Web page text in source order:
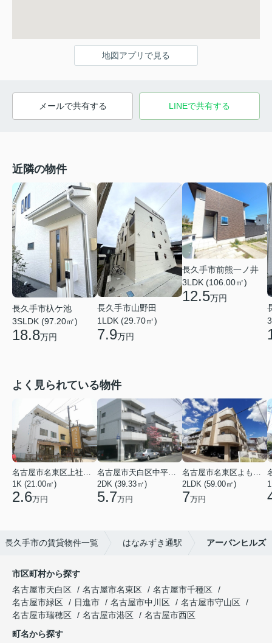
地図アプリで見る
メールで共有する LINEで共有する
近隣の物件
長久手市杁ケ池
3SLDK (97.20㎡)
18.8万円
長久手市山野田
1LDK (29.70㎡)
7.9万円
長久手市前熊一ノ井
3LDK (106.00㎡)
12.5万円
よく見られている物件
名古屋市名東区上社２丁目
1K (21.00㎡)
2.6万円
名古屋市天白区中平２丁目
2DK (39.33㎡)
5.7万円
名古屋市名東区よもぎ台２丁目
2LDK (59.00㎡)
7万円
長久手市の賃貸物件一覧 はなみずき通駅 アーバンヒルズ
市区町村から探す
名古屋市天白区
名古屋市名東区
名古屋市千種区
名古屋市緑区
日進市 名古屋市中川区
名古屋市守山区
名古屋市瑞穂区
名古屋市港区
名古屋市西区
町名から探す